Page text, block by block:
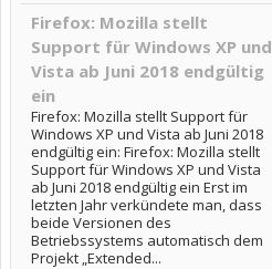
Firefox: Mozilla stellt
Support für Windows XP und
Vista ab Juni 2018 endgültig
ein
Firefox: Mozilla stellt Support für
Windows XP und Vista ab Juni 2018
endgültig ein: Firefox: Mozilla stellt
Support für Windows XP und Vista
ab Juni 2018 endgültig ein Erst im
letzten Jahr verkündete man, dass
beide Versionen des
Betriebssystems automatisch dem
Projekt „Extended...